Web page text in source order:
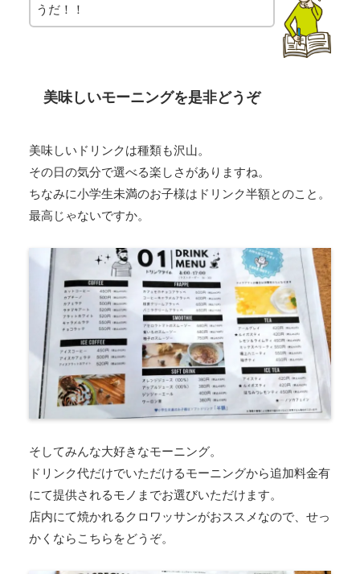
うだ！！
美味しいモーニングを是非どうぞ
美味しいドリンクは種類も沢山。
その日の気分で選べる楽しさがありますね。
ちなみに小学生未満のお子様はドリンク半額とのこと。
最高じゃないですか。
そしてみんな大好きなモーニング。
ドリンク代だけでいただけるモーニングから追加料金有
にて提供されるモノまでお選びいただけます。
店内にて焼かれるクロワッサンがおススメなので、せっ
かくならこちらをどうぞ。